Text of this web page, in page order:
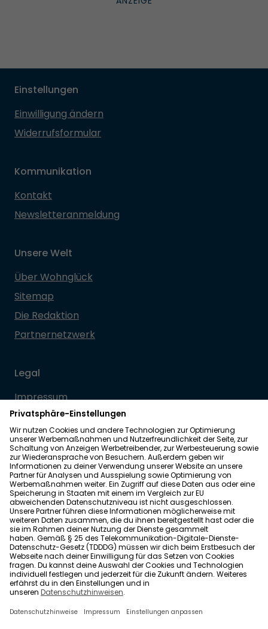
Einstellungen
Einwilligung ändern
Widerrufsformular
Kommunikation
Kontakt
Newsletteranmeldung
Unsere Welt
Über Wohnglück
Sitemap
Die Redaktion
Partnernetzwerk
Legal
Impressum
Datenschutz
Allgemeine Geschäftsbedingungen
Barrierefreiheit
Wohnglück folgen